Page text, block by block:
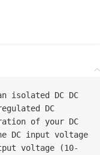
isolated DC DC
DC
of your DC
DC input voltage
voltage (10-